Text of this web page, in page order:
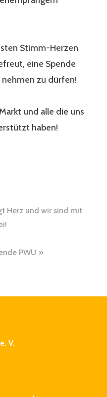
Stimm-Herzen
eine Spende
zu dürfen!
und alle die uns
haben!
Herz und wir sind mit
PWU
V.